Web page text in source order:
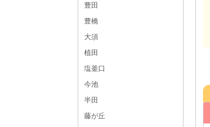
豊田
豊橋
大須
植田
塩釜口
今池
半田
藤が丘